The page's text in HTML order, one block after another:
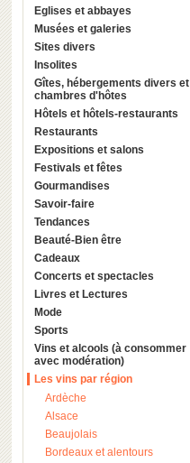
Eglises et abbayes
Musées et galeries
Sites divers
Insolites
Gîtes, hébergements divers et
chambres d'hôtes
Hôtels et hôtels-restaurants
Restaurants
Expositions et salons
Festivals et fêtes
Gourmandises
Savoir-faire
Tendances
Beauté-Bien être
Cadeaux
Concerts et spectacles
Livres et Lectures
Mode
Sports
Vins et alcools (à consommer
avec modération)
Les vins par région
Ardèche
Alsace
Beaujolais
Bordeaux et alentours